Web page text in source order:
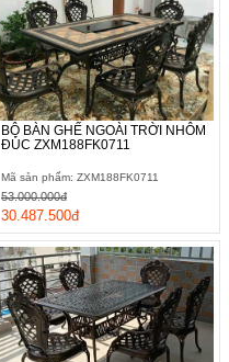
BỘ BÀN GHẾ NGOÀI TRỜI NHÔM
ĐÚC ZXM188FK0711
Mã sản phẩm: ZXM188FK0711
30.487.500đ
53.000.000đ